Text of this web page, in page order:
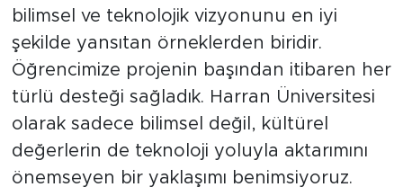
bilimsel ve teknolojik vizyonunu en iyi
şekilde yansıtan örneklerden biridir.
Öğrencimize projenin başından itibaren her
türlü desteği sağladık. Harran Üniversitesi
olarak sadece bilimsel değil, kültürel
değerlerin de teknoloji yoluyla aktarımını
önemseyen bir yaklaşımı benimsiyoruz.